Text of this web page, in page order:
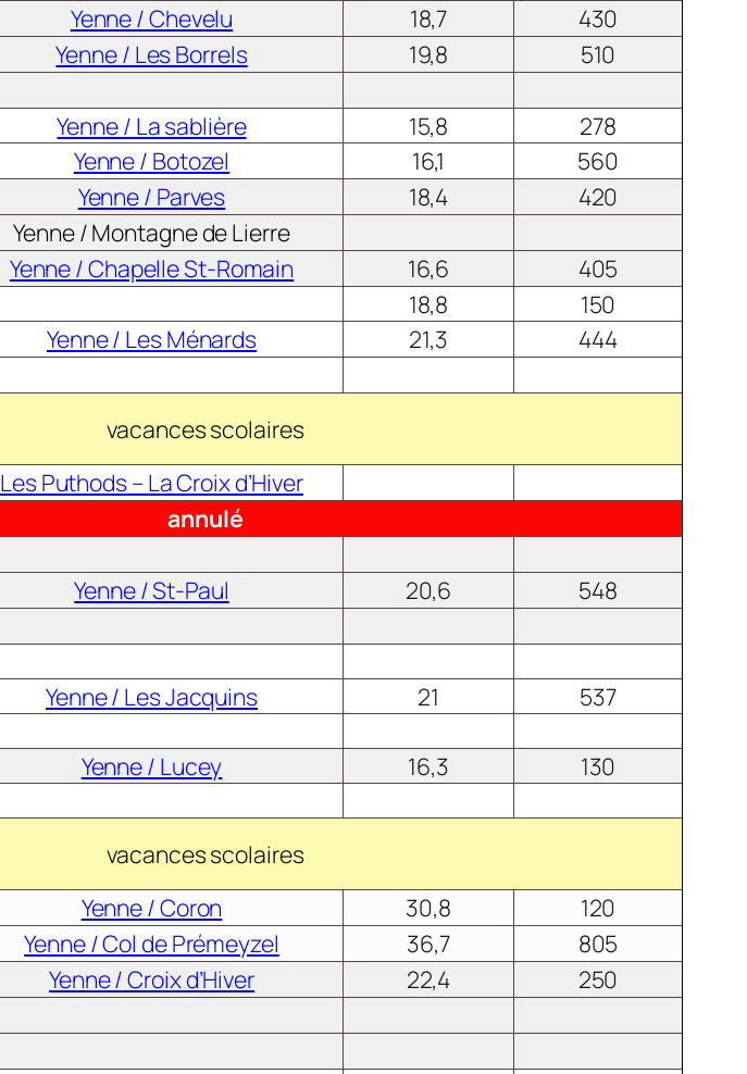
Yenne / Chevelu 18,7
430
Yenne / Les Borrels 19,8
510
Yenne / La sablière 15,8
278
Yenne / Botozel 16,1 560
Yenne / Parves 18,4
420
Yenne / Montagne de Lierre
Yenne / Chapelle St-Romain 16,6 405
18,8
150
Yenne / Les Ménards 21,3
444
vacances scolaires
Les Puthods – La Croix d’Hiver
annulé
Yenne / St-Paul 20,6
548
Yenne/ Les Jacquins 21
537
Yenne / Lucey 16,3
130
vacances scolaires
Yenne / Coron 30,8
120
Yenne / Col de Prémeyzel 36,7 805
Yenne / Croix d’Hiver 22,4
250